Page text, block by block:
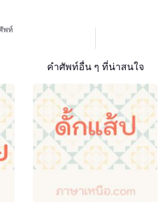
พท์
คำศัพท์อื่น ๆ ที่น่าสนใจ